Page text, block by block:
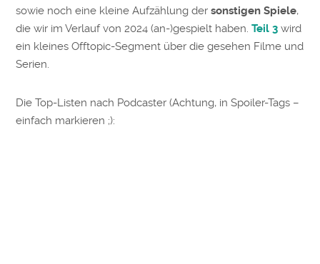
sowie noch eine kleine Aufzählung dersonstigen Spiele,
die wir im Verlauf von 2024 (an-)gespielt haben.Teil 3 wird
ein kleines Offtopic-Segment über die gesehen Filme und
Serien.
Die Top-Listen nach Podcaster (Achtung, in Spoiler-Tags –
einfach markieren ;):